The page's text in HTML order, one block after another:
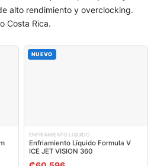
alto rendimiento y overclocking.
Costa Rica.
NUEVO
ENFRIAMIENTO LIQUIDO
Enfriamiento Líquido Formula V
ICE JET VISION 360